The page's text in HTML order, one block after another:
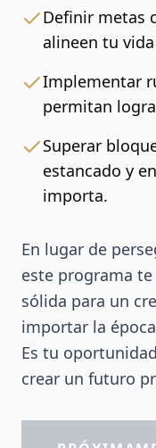
Definir metas
alineen tu
Implementar
permitan
Superar
estancado y
importa.
En lugar de
este programa
sólida para un
importar la
Es tu
crear un futuro